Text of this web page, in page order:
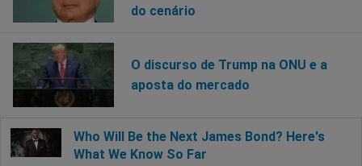
do cenário
O discurso de Trump na ONU e a
aposta do mercado